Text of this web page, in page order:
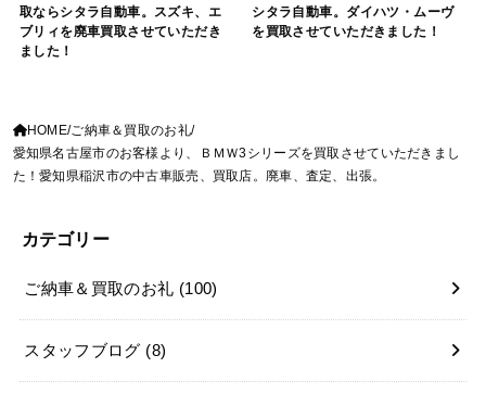
取ならシタラ自動車。スズキ、エ
ブリィを廃車買取させていただき
ました！
シタラ自動車。ダイハツ・ムーヴ
を買取させていただきました！
HOME ご納車＆買取のお礼
愛知県名古屋市のお客様より、ＢＭＷ3シリーズを買取させていただきまし
た！愛知県稲沢市の中古車販売、買取店。廃車、査定、出張。
カテゴリー
ご納車＆買取のお礼 (100)
スタッフブログ (8)